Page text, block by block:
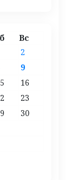
Вс
2
9
16
23
30